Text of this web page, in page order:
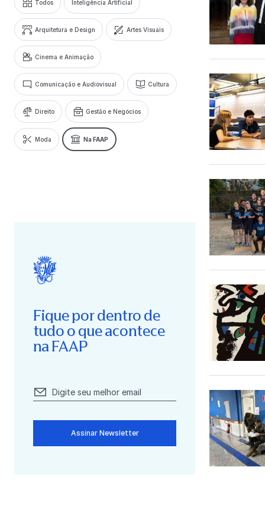
Todos Inteligência Artificial
Arquitetura e Design Artes Visuais
Cinema e Animação
Comunicação e Audiovisual Cultura
Direito Gestão e Negócios
Moda Na FAAP
Fique por dentro de
tudo o que acontece
na FAAP
Assinar Newsletter